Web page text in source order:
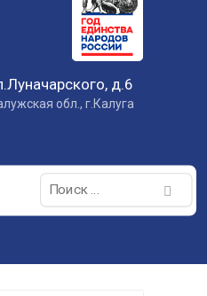
д.6
обл., г.Калуга
Поиск: